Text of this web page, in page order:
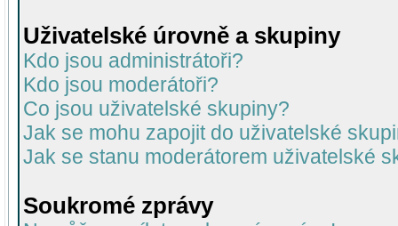
Uživatelské úrovně a skupiny
Kdo jsou administrátoři?
Kdo jsou moderátoři?
Co jsou uživatelské skupiny?
Jak se mohu zapojit do uživatelské
Jak se stanu moderátorem uživatelské
Soukromé zprávy